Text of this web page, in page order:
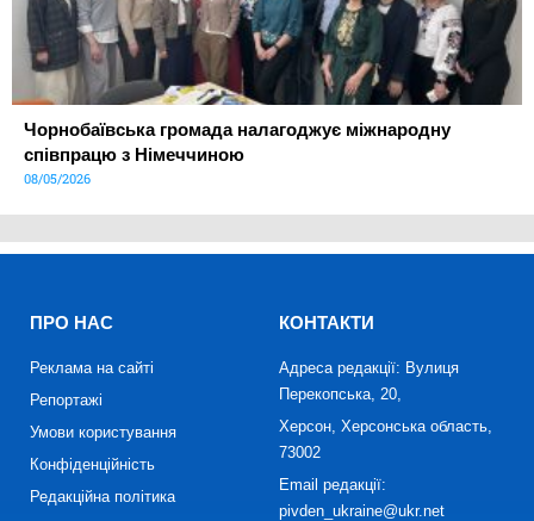
Чорнобаївська громада налагоджує міжнародну
співпрацю з Німеччиною
08/05/2026
ПРО НАС
Реклама на сайті
Репортажі
Умови користування
Конфіденційність
Редакційна політика
КОНТАКТИ
Адреса редакції: Вулиця
Перекопська, 20,
Херсон, Херсонська область,
73002
Email редакції:
pivden_ukraine@ukr.net